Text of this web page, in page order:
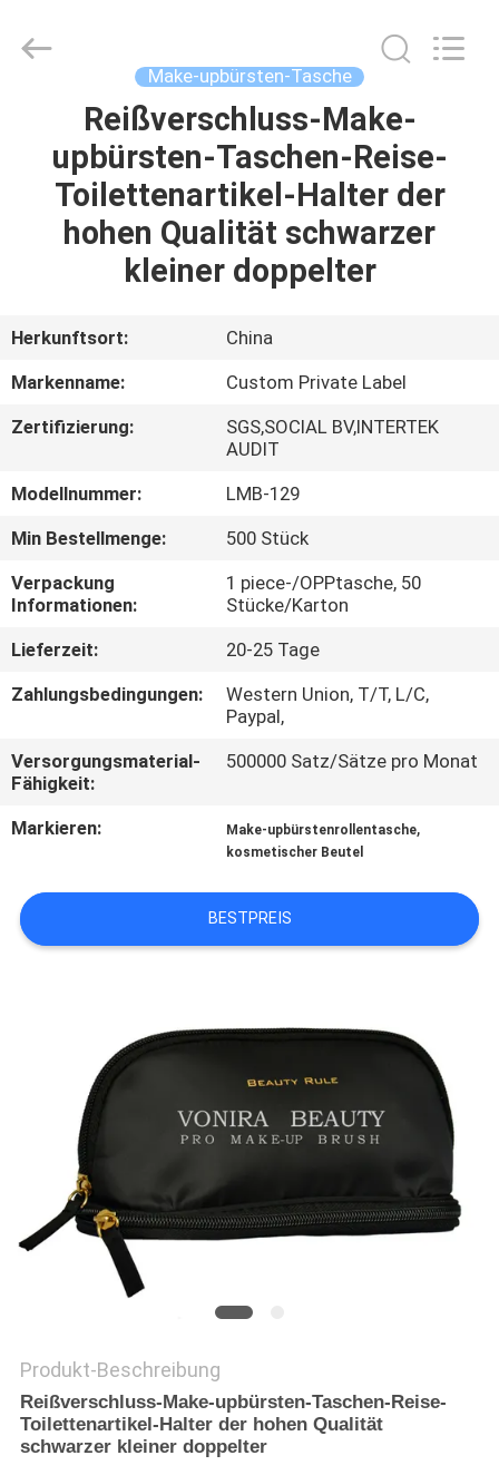
PRODUKTE
FABRIK-
QUALITÄTSKONTROLLE
SITEMAP
PRIVACY
POLICY
Make-upbürsten-Tasche
Reißverschluss-Make-
upbürsten-Taschen-Reise-
Toilettenartikel-Halter der
hohen Qualität schwarzer
kleiner doppelter
Herkunftsort:
China
Markenname:
Custom Private Label
Zertifizierung:
SGS,SOCIAL BV,INTERTEK
AUDIT
Modellnummer:
LMB-129
Min Bestellmenge:
500 Stück
Verpackung
Informationen:
1 piece-/OPPtasche, 50
Stücke/Karton
Lieferzeit:
20-25 Tage
Zahlungsbedingungen:
Western Union, T/T, L/C,
Paypal,
Versorgungsmaterial-
Fähigkeit:
500000 Satz/Sätze pro Monat
Markieren: Make-upbürstenrollentasche,
kosmetischer Beutel
BESTPREIS
Produkt-Beschreibung
Reißverschluss-Make-upbürsten-Taschen-Reise-
Toilettenartikel-Halter der hohen Qualität
schwarzer kleiner doppelter